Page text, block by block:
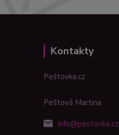
Kontakty
Peštovka.cz
Peštová Martina
info@pestovka.cz